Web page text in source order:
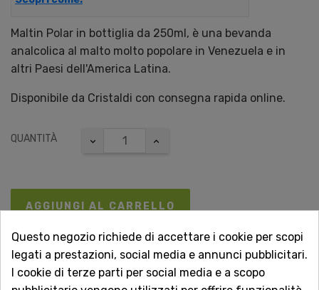
Maltin Polar in bottiglia da 250ml, è una bevanda
analcolica al malto molto popolare in Venezuela e in
altri Paesi dell'America Latina.
Disponibile da Cristaldi con consegna rapida online.
QUANTITÀ
AGGIUNGI AL CARRELLO
Acquista in totale sicurezza
Questo negozio richiede di accettare i cookie per scopi
legati a prestazioni, social media e annunci pubblicitari.
I cookie di terze parti per social media e a scopo